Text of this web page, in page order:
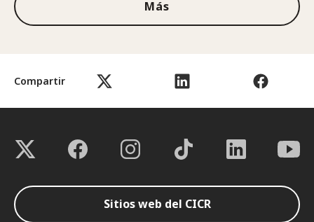
Compartir
Más
Sitios web del CICR